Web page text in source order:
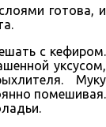
готова, и
с кефиром.
уксусом,
Муку
помешивая.